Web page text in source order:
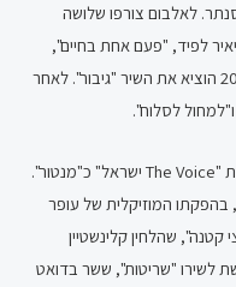
לאלבום צורפו שלושה
יאיר לפיד, "פעם אחת בחיים",
"הישראלי האחרון" ו"עברו שנתיים". בשנת 2010 הוציא את השיר "גיבור". לאחר
לסלוח".
בשנת 2012 החל קלינשטיין להשתתף בתוכנית "The Voice ישראל" כ"מנטור".
בהפקתו המוזיקלית של עופר
קטנה", שהלחין קלינשטיין
לשירו "שריטות", ששר בדואט